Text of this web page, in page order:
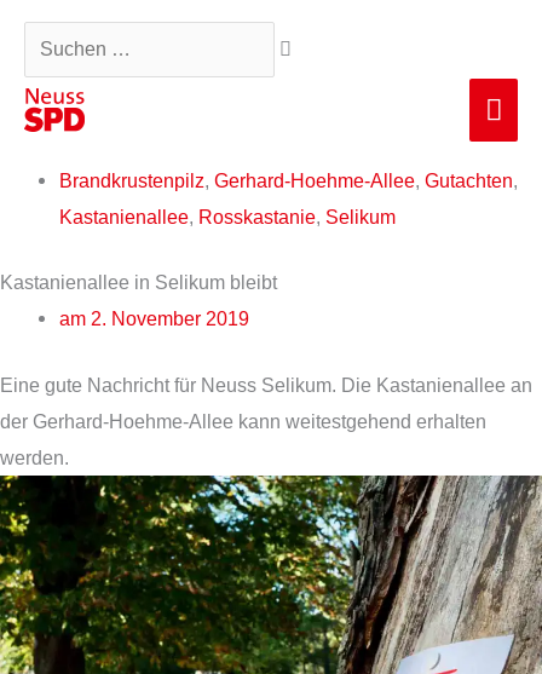
Zum
Inhalt
springen
Suchen …
Brandkrustenpilz ,Gerhard-Hoehme-Allee ,Gutachten
Kastanienallee Rosskastanie Selikum
Kastanienallee in Selikum bleibt
am 2. November 2019
Eine gute Nachricht für Neuss Selikum. Die Kastanienallee an
der Gerhard-Hoehme-Allee kann weitestgehend erhalten
werden.